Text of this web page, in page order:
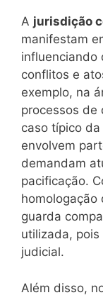
A jurisdição
manifestam
influenciando
conflitos e
exemplo, na
processos de
caso típico
envolvem
demandam
pacificação.
homologação
guarda
utilizada,
judicial.
Além disso,